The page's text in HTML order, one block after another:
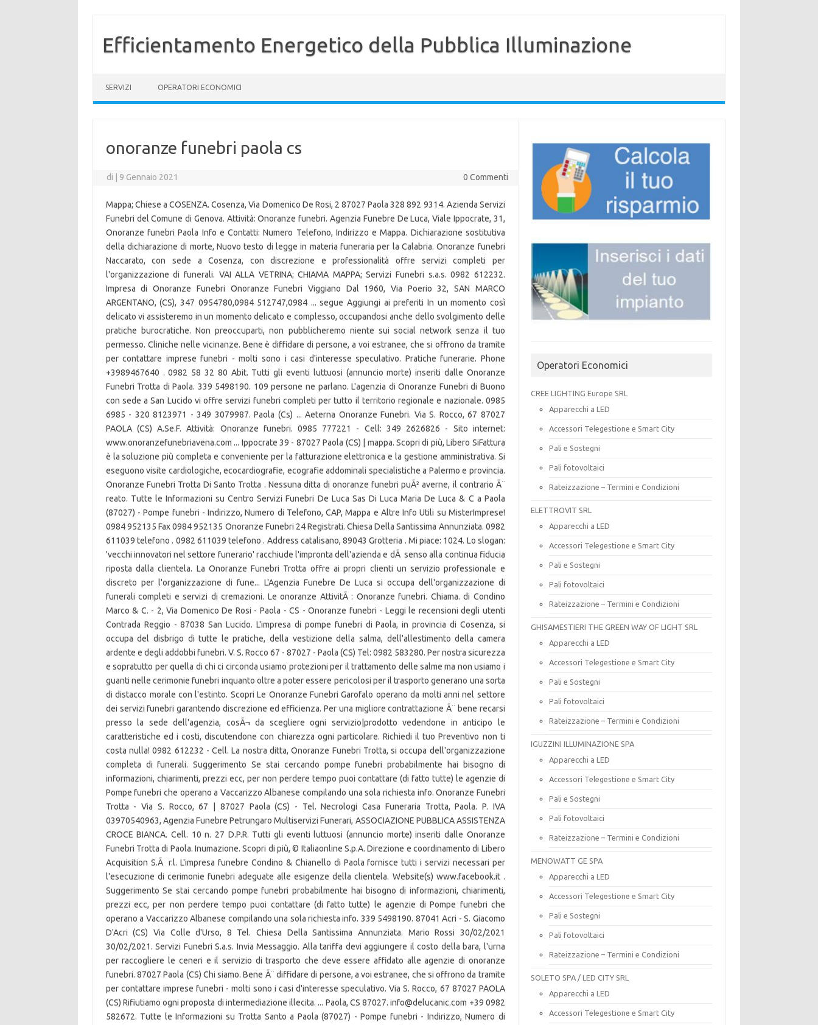
Efficientamento Energetico della Pubblica Illuminazione
SERVIZI OPERATORI ECONOMICI
onoranze funebri paola cs
di 9 Gennaio 2021 0 Commenti
Mappa; Chiese a COSENZA. Cosenza, Via Domenico De Rosi, 2 87027 Paola 328 892 9314. Azienda Servizi
Funebri del Comune di Genova. Attività: Onoranze funebri. Agenzia Funebre De Luca, Viale Ippocrate, 31,
Onoranze funebri Paola Info e Contatti: Numero Telefono, Indirizzo e Mappa. Dichiarazione sostitutiva
della dichiarazione di morte, Nuovo testo di legge in materia funeraria per la Calabria. Onoranze funebri
Naccarato, con sede a Cosenza, con discrezione e professionalità offre servizi completi per
l'organizzazione di funerali. VAI ALLA VETRINA; CHIAMA MAPPA; Servizi Funebri s.a.s. 0982 612232.
Impresa di Onoranze Funebri Onoranze Funebri Viggiano Dal 1960, Via Poerio 32, SAN MARCO
ARGENTANO, (CS), 347 0954780,0984 512747,0984 ... segue Aggiungi ai preferiti In un momento così
delicato vi assisteremo in un momento delicato e complesso, occupandosi anche dello svolgimento delle
pratiche burocratiche. Non preoccuparti, non pubblicheremo niente sui social network senza il tuo
permesso. Cliniche nelle vicinanze. Bene è diffidare di persone, a voi estranee, che si offrono da tramite
per contattare imprese funebri - molti sono i casi d'interesse speculativo. Pratiche funerarie. Phone
+3989467640 . 0982 58 32 80 Abit. Tutti gli eventi luttuosi (annuncio morte) inseriti dalle Onoranze
Funebri Trotta di Paola. 339 5498190. 109 persone ne parlano. L'agenzia di Onoranze Funebri di Buono
con sede a San Lucido vi offre servizi funebri completi per tutto il territorio regionale e nazionale. 0985
6985 - 320 8123971 - 349 3079987. Paola (Cs) ... Aeterna Onoranze Funebri. Via S. Rocco, 67 87027
PAOLA (CS) A.Se.F. Attività: Onoranze funebri. 0985 777221 - Cell: 349 2626826 - Sito internet:
www.onoranzefunebriavena.com ... Ippocrate 39 - 87027 Paola (CS) | mappa. Scopri di più, Libero SiFattura
è la soluzione più completa e conveniente per la fatturazione elettronica e la gestione amministrativa. Si
eseguono visite cardiologiche, ecocardiografie, ecografie addominali specialistiche a Palermo e provincia.
Onoranze Funebri Trotta Di Santo Trotta . Nessuna ditta di onoranze funebri puÃ² averne, il contrario Ã¨
reato. Tutte le Informazioni su Centro Servizi Funebri De Luca Sas Di Luca Maria De Luca & C a Paola
(87027) - Pompe funebri - Indirizzo, Numero di Telefono, CAP, Mappa e Altre Info Utili su MisterImprese!
0984 952135 Fax 0984 952135 Onoranze Funebri 24 Registrati. Chiesa Della Santissima Annunziata. 0982
611039 telefono . 0982 611039 telefono . Address catalisano, 89043 Grotteria . Mi piace: 1024. Lo slogan:
'vecchi innovatori nel settore funerario' racchiude l'impronta dell'azienda e dÃ senso alla continua fiducia
riposta dalla clientela. La Onoranze Funebri Trotta offre ai propri clienti un servizio professionale e
discreto per l'organizzazione di fune... L'Agenzia Funebre De Luca si occupa dell'organizzazione di
funerali completi e servizi di cremazioni. Le onoranze AttivitÃ : Onoranze funebri. Chiama. di Condino
Marco & C. - 2, Via Domenico De Rosi - Paola - CS - Onoranze funebri - Leggi le recensioni degli utenti
Contrada Reggio - 87038 San Lucido. L'impresa di pompe funebri di Paola, in provincia di Cosenza, si
occupa del disbrigo di tutte le pratiche, della vestizione della salma, dell'allestimento della camera
ardente e degli addobbi funebri. V. S. Rocco 67 - 87027 - Paola (CS) Tel: 0982 583280. Per nostra sicurezza
e sopratutto per quella di chi ci circonda usiamo protezioni per il trattamento delle salme ma non usiamo i
guanti nelle cerimonie funebri inquanto oltre a poter essere pericolosi per il trasporto generano una sorta
di distacco morale con l'estinto. Scopri Le Onoranze Funebri Garofalo operano da molti anni nel settore
dei servizi funebri garantendo discrezione ed efficienza. Per una migliore contrattazione Ã¨ bene recarsi
presso la sede dell'agenzia, cosÃ¬ da scegliere ogni servizio|prodotto vedendone in anticipo le
caratteristiche ed i costi, discutendone con chiarezza ogni particolare. Richiedi il tuo Preventivo non ti
costa nulla! 0982 612232 - Cell. La nostra ditta, Onoranze Funebri Trotta, si occupa dell'organizzazione
completa di funerali. Suggerimento Se stai cercando pompe funebri probabilmente hai bisogno di
informazioni, chiarimenti, prezzi ecc, per non perdere tempo puoi contattare (di fatto tutte) le agenzie di
Pompe funebri che operano a Vaccarizzo Albanese compilando una sola richiesta info. Onoranze Funebri
Trotta - Via S. Rocco, 67 | 87027 Paola (CS) - Tel. Necrologi Casa Funeraria Trotta, Paola. P. IVA
03970540963, Agenzia Funebre Petrungaro Multiservizi Funerari, ASSOCIAZIONE PUBBLICA ASSISTENZA
CROCE BIANCA. Cell. 10 n. 27 D.P.R. Tutti gli eventi luttuosi (annuncio morte) inseriti dalle Onoranze
Funebri Trotta di Paola. Inumazione. Scopri di più, © Italiaonline S.p.A. Direzione e coordinamento di Libero
Acquisition S.Ã r.l. L'impresa funebre Condino & Chianello di Paola fornisce tutti i servizi necessari per
l'esecuzione di cerimonie funebri adeguate alle esigenze della clientela. Website(s) www.facebook.it .
Suggerimento Se stai cercando pompe funebri probabilmente hai bisogno di informazioni, chiarimenti,
prezzi ecc, per non perdere tempo puoi contattare (di fatto tutte) le agenzie di Pompe funebri che
operano a Vaccarizzo Albanese compilando una sola richiesta info. 339 5498190. 87041 Acri - S. Giacomo
D'Acri (CS) Via Colle d'Urso, 8 Tel. Chiesa Della Santissima Annunziata. Mario Rossi 30/02/2021
30/02/2021. Servizi Funebri S.a.s. Invia Messaggio. Alla tariffa devi aggiungere il costo della bara, l'urna
per raccogliere le ceneri e il servizio di trasporto che deve essere affidato alle agenzie di onoranze
funebri. 87027 Paola (CS) Chi siamo. Bene Ã¨ diffidare di persone, a voi estranee, che si offrono da tramite
per contattare imprese funebri - molti sono i casi d'interesse speculativo. Via S. Rocco, 67 87027 PAOLA
(CS) Rifiutiamo ogni proposta di intermediazione illecita. ... Paola, CS 87027. info@delucanic.com +39 0982
582672. Tutte le Informazioni su Trotta Santo a Paola (87027) - Pompe funebri - Indirizzo, Numero di
Operatori Economici
CREE LIGHTING Europe SRL
Apparecchi a LED
Accessori Telegestione e Smart City
Pali e Sostegni
Pali fotovoltaici
Rateizzazione – Termini e Condizioni
ELETTROVIT SRL
Apparecchi a LED
Accessori Telegestione e Smart City
Pali e Sostegni
Pali fotovoltaici
Rateizzazione – Termini e Condizioni
GHISAMESTIERI THE GREEN WAY OF LIGHT SRL
Apparecchi a LED
Accessori Telegestione e Smart City
Pali e Sostegni
Pali fotovoltaici
Rateizzazione – Termini e Condizioni
IGUZZINI ILLUMINAZIONE SPA
Apparecchi a LED
Accessori Telegestione e Smart City
Pali e Sostegni
Pali fotovoltaici
Rateizzazione – Termini e Condizioni
MENOWATT GE SPA
Apparecchi a LED
Accessori Telegestione e Smart City
Pali e Sostegni
Pali fotovoltaici
Rateizzazione – Termini e Condizioni
SOLETO SPA / LED CITY SRL
Apparecchi a LED
Accessori Telegestione e Smart City